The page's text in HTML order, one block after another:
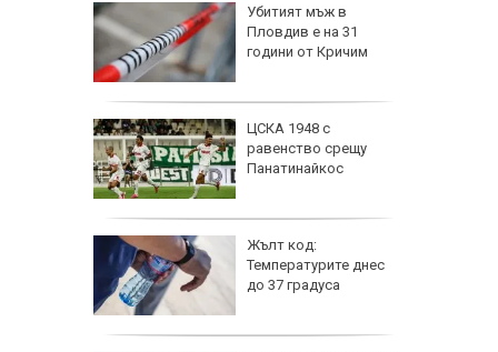
Убитият мъж в
Пловдив е на 31
години от Кричим
ЦСКА 1948 с
равенство срещу
Панатинайкос
Жълт код:
Температурите днес
до 37 градуса